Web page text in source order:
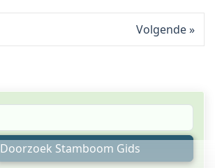
Volgende
Doorzoek Stamboom Gids